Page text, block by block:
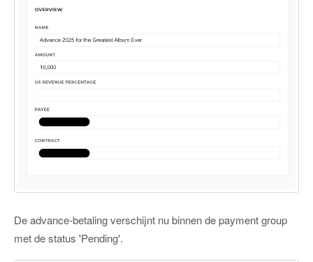
De advance-betaling verschijnt nu binnen de payment group
met de status 'Pending'.